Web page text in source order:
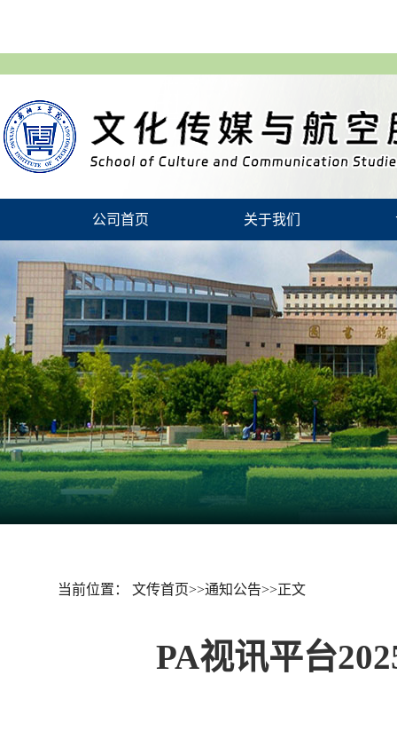
公司首页 关于我们
当前位置： 文传首页>>通知公告>>正文
PA视讯平台